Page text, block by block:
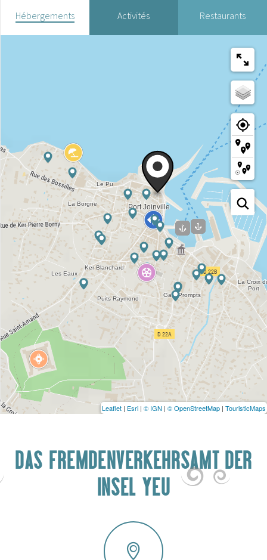
Hébergements Activités Restaurants
Leaflet | Esri | © IGN | © OpenStreetMap | TouristicMaps
DAS FREMDENVERKEHRSAMT DER
INSEL YEU